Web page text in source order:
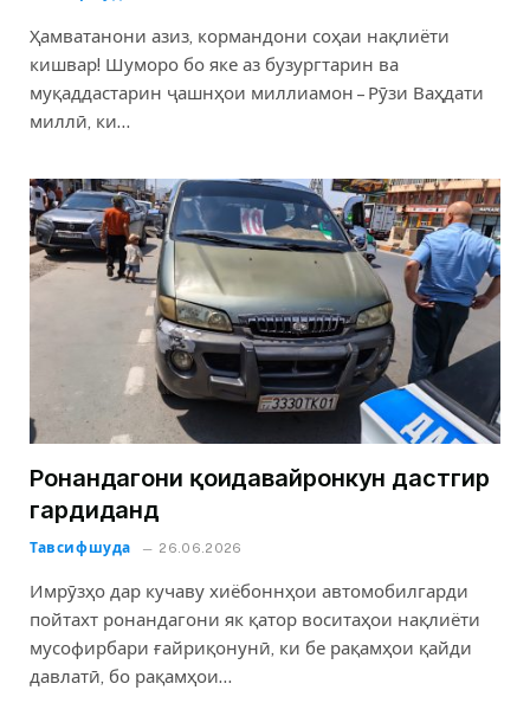
Ҳамватанони азиз, кормандони соҳаи нақлиёти
кишвар! Шуморо бо яке аз бузургтарин ва
муқаддастарин ҷашнҳои миллиамон – Рӯзи Ваҳдати
миллӣ, ки…
Ронандагони қоидавайронкун дастгир
гардиданд
Тавсифшуда 26.06.2026
Имрӯзҳо дар кучаву хиёбоннҳои автомобилгарди
пойтахт ронандагони як қатор воситаҳои нақлиёти
мусофирбари ғайриқонунӣ, ки бе рақамҳои қайди
давлатӣ, бо рақамҳои…